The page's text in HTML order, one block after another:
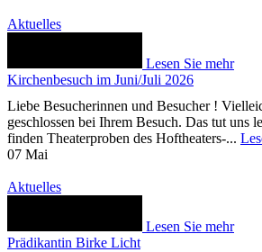
Aktuelles
Lesen Sie mehr
Kirchenbesuch im Juni/Juli 2026
Liebe Besucherinnen und Besucher !
geschlossen bei Ihrem Besuch. Das tut uns
finden Theaterproben des Hoftheaters-...
07 Mai
Aktuelles
Lesen Sie mehr
Prädikantin Birke Licht